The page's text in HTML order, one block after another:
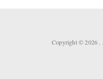
Copyright © 2026 .